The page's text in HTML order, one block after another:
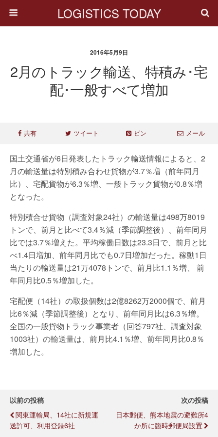
LOGISTICS TODAY
2016年5月9日
2月のトラック輸送、特積み･宅
配･一般すべて増加
共有 ツイート ピン メール
国土交通省が6日発表したトラック輸送情報によると、2
月の輸送量は特別積み合わせ貨物が3.7％増（前年同月
比）、宅配貨物が6.3％増、一般トラック貨物が0.8％増
となった。
特別積合せ貨物（調査対象24社）の輸送量は498万8019
トンで、前月と比べて3.4％減（季節調整後）、前年同月
比では3.7％増えた。平均稼働日数は23.3日で、前月と比
べ1.4日増加、前年同月比でも0.7日増加だった。稼動1日
当たりの輸送量は21万4078トンで、前月比1.1％増、 前
年同月比0.5％増加した。
宅配便（14社）の取扱個数は2億8262万2000個で、前月
比6％減（季節調整後）となり、前年同月比は6.3％増。
全国の一般貨物トラック事業者（回答797社、調査対象
1003社）の輸送量は、前月比4.1％増、前年同月比0.8％
増加した。
以前の投稿
関東運輸局、14社に新規運
送許可、利用登録6社
次の投稿
日本郵便、熊本地震の避難所4
か所に臨時郵便局設置